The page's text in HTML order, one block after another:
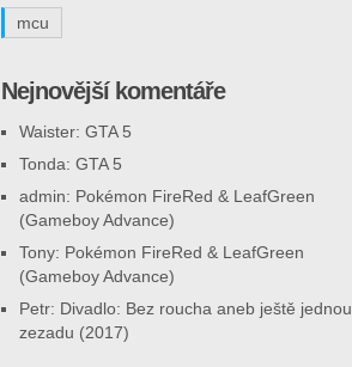
mcu
Nejnovější komentáře
Waister: GTA 5
Tonda: GTA 5
admin: Pokémon FireRed & LeafGreen
(Gameboy Advance)
Tony: Pokémon FireRed & LeafGreen
(Gameboy Advance)
Petr: Divadlo: Bez roucha aneb ještě jednou
zezadu (2017)